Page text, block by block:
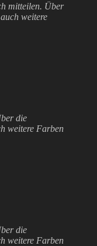
mitteilen. Über
weitere
die
weitere Farben
die
weitere Farben